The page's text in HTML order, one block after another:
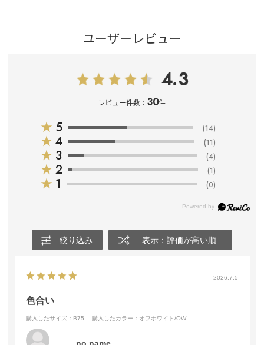
ユーザーレビュー
4.3
レビュー件数：30件
★ 5 (14)
★ 4 (11)
★ 3 (4)
★ 2 (1)
★ 1 (0)
絞り込み 表示：評価が高い順
2026.7.5
色合い
購入したサイズ：B75 購入したカラー：オフホワイト/OW